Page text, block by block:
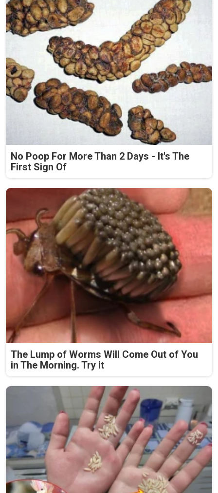
No Poop For More Than 2 Days - It's The
First Sign Of
The Lump of Worms Will Come Out of You
in The Morning. Try it